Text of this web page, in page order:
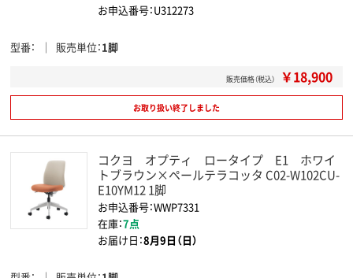
お申込番号：U312273
型番 販売単位 1脚
販売価格（税込） ￥18,900
お取り扱い終了しました
コクヨ オプティ ロータイプ E1 ホワイ
トブラウン×ペールテラコッタ C02-W102CU-
E10YM12 1脚
お申込番号：WWP7331
在庫：7点
お届け日：8月9日（日）